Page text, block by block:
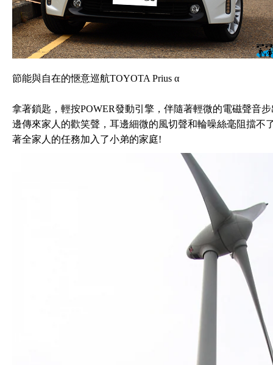
節能與自在的愜意巡航TOYOTA Prius α
拿著鎖匙，輕按POWER發動引擎，伴隨著輕微的電磁聲音
邊傳來家人的歡笑聲，耳邊細微的風切聲和輪噪絲毫阻擋不
著全家人的任務加入了小弟的家庭!